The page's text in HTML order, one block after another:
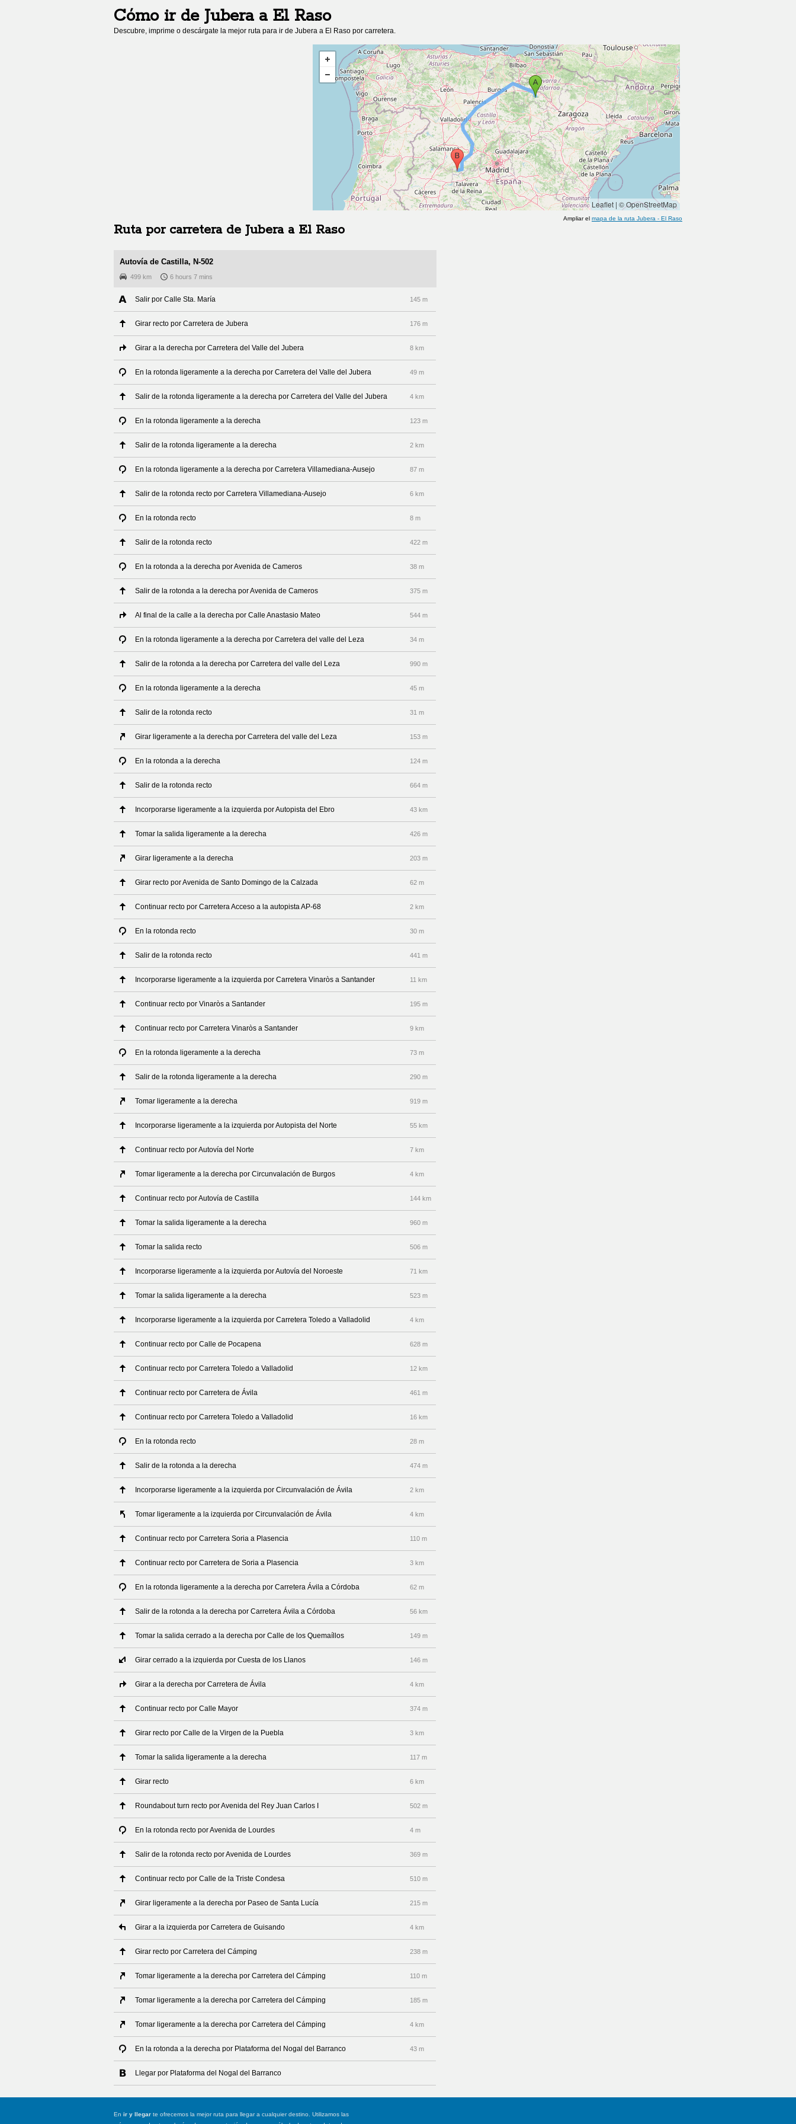
Cómo ir de Juberaa El Raso
Descubre, imprime o descárgate la mejor ruta para ir de Jubera a El Raso por carretera.
Leaflet | © OpenStreetMap
Ampliar el mapa de la ruta Jubera - El Raso
Ruta por carretera de Juberaa El Raso
Autovía de Castilla, N-502
499 km 6 hours 7 mins
Salir por Calle Sta. María 145 m
Girar recto por Carretera de Jubera 176 m
Girar a la derecha por Carretera del Valle del Jubera 8 km
En la rotonda ligeramente a la derecha por Carretera del Valle del Jubera 49 m
Salir de la rotonda ligeramente a la derecha por Carretera del Valle del Jubera 4 km
En la rotonda ligeramente a la derecha 123 m
Salir de la rotonda ligeramente a la derecha 2 km
En la rotonda ligeramente a la derecha por Carretera Villamediana-Ausejo 87 m
Salir de la rotonda recto por Carretera Villamediana-Ausejo 6 km
En la rotonda recto 8 m
Salir de la rotonda recto 422 m
En la rotonda a la derecha por Avenida de Cameros 38 m
Salir de la rotonda a la derecha por Avenida de Cameros 375 m
Al final de la calle a la derecha por Calle Anastasio Mateo 544 m
En la rotonda ligeramente a la derecha por Carretera del valle del Leza 34 m
Salir de la rotonda a la derecha por Carretera del valle del Leza 990 m
En la rotonda ligeramente a la derecha 45 m
Salir de la rotonda recto 31 m
Girar ligeramente a la derecha por Carretera del valle del Leza 153 m
En la rotonda a la derecha 124 m
Salir de la rotonda recto 664 m
Incorporarse ligeramente a la izquierda por Autopista del Ebro 43 km
Tomar la salida ligeramente a la derecha 426 m
Girar ligeramente a la derecha 203 m
Girar recto por Avenida de Santo Domingo de la Calzada 62 m
Continuar recto por Carretera Acceso a la autopista AP-68 2 km
En la rotonda recto 30 m
Salir de la rotonda recto 441 m
Incorporarse ligeramente a la izquierda por Carretera Vinaròs a Santander 11 km
Continuar recto por Vinaròs a Santander 195 m
Continuar recto por Carretera Vinaròs a Santander 9 km
En la rotonda ligeramente a la derecha 73 m
Salir de la rotonda ligeramente a la derecha 290 m
Tomar ligeramente a la derecha 919 m
Incorporarse ligeramente a la izquierda por Autopista del Norte 55 km
Continuar recto por Autovía del Norte 7 km
Tomar ligeramente a la derecha por Circunvalación de Burgos 4 km
Continuar recto por Autovía de Castilla 144 km
Tomar la salida ligeramente a la derecha 960 m
Tomar la salida recto 506 m
Incorporarse ligeramente a la izquierda por Autovía del Noroeste 71 km
Tomar la salida ligeramente a la derecha 523 m
Incorporarse ligeramente a la izquierda por Carretera Toledo a Valladolid 4 km
Continuar recto por Calle de Pocapena 628 m
Continuar recto por Carretera Toledo a Valladolid 12 km
Continuar recto por Carretera de Ávila 461 m
Continuar recto por Carretera Toledo a Valladolid 16 km
En la rotonda recto 28 m
Salir de la rotonda a la derecha 474 m
Incorporarse ligeramente a la izquierda por Circunvalación de Ávila 2 km
Tomar ligeramente a la izquierda por Circunvalación de Ávila 4 km
Continuar recto por Carretera Soria a Plasencia 110 m
Continuar recto por Carretera de Soria a Plasencia 3 km
En la rotonda ligeramente a la derecha por Carretera Ávila a Córdoba 62 m
Salir de la rotonda a la derecha por Carretera Ávila a Córdoba 56 km
Tomar la salida cerrado a la derecha por Calle de los Quemaíllos 149 m
Girar cerrado a la izquierda por Cuesta de los Llanos 146 m
Girar a la derecha por Carretera de Ávila 4 km
Continuar recto por Calle Mayor 374 m
Girar recto por Calle de la Virgen de la Puebla 3 km
Tomar la salida ligeramente a la derecha 117 m
Girar recto 6 km
Roundabout turn recto por Avenida del Rey Juan Carlos I 502 m
En la rotonda recto por Avenida de Lourdes 4 m
Salir de la rotonda recto por Avenida de Lourdes 369 m
Continuar recto por Calle de la Triste Condesa 510 m
Girar ligeramente a la derecha por Paseo de Santa Lucía 215 m
Girar a la izquierda por Carretera de Guisando 4 km
Girar recto por Carretera del Cámping 238 m
Tomar ligeramente a la derecha por Carretera del Cámping 110 m
Tomar ligeramente a la derecha por Carretera del Cámping 185 m
Tomar ligeramente a la derecha por Carretera del Cámping 4 km
En la rotonda a la derecha por Plataforma del Nogal del Barranco 43 m
Llegar por Plataforma del Nogal del Barranco
En ir y llegar te ofrecemos la mejor ruta para llegar a cualquier destino. Utilizamos las